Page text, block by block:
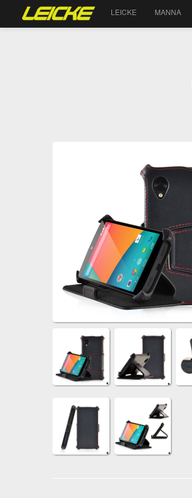
LEICKE MANNA